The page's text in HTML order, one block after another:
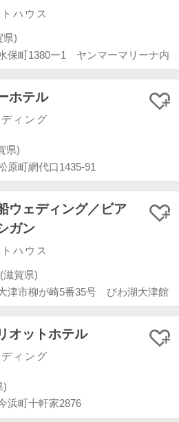
ハウス
県)
保町1380ー1 ヤンマーマリーナ内
ホテル
ィング
県)
原町網代口1435-91
ウェディング／ビア
ガン
ハウス
滋賀県)
津市柳が崎5番35号 びわ湖大津館
オットホテル
ィング
)
浜町十軒家2876